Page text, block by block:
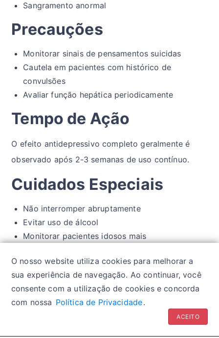
Sangramento anormal
Precauções
Monitorar sinais de pensamentos suicidas
Cautela em pacientes com histórico de
convulsões
Avaliar função hepática periodicamente
Tempo de Ação
O efeito antidepressivo completo geralmente é
observado após 2-3 semanas de uso contínuo.
Cuidados Especiais
Não interromper abruptamente
Evitar uso de álcool
Monitorar pacientes idosos mais
Cautela ao dirigir ou operar máquinas
Sintomas|
O nosso website utiliza cookies para melhorar a
sua experiência de navegação. Ao continuar, você
consente com a utilização de cookies e concorda
com nossa Política de Privacidade.
ACEITO